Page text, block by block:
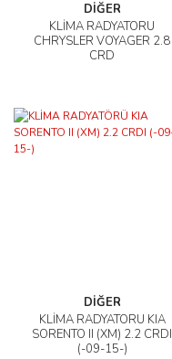
DİĞER
KLİMA RADYATÖRÜ
CHRYSLER VOYAGER 2.8
CRD
DİĞER
KLİMA RADYATÖRÜ KIA
SORENTO II (XM) 2.2 CRDI
(-09-15-)